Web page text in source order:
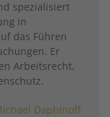
spezialisiert
in
das Führen
Er
Arbeitsrecht,
Daphinoff